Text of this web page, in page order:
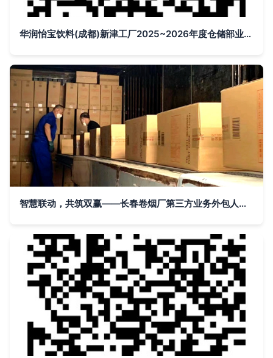
华润怡宝饮料(成都)新津工厂2025~2026年度仓储部业务外包项目中标结果公告——基于云的业务外包服务落地
智慧联动，共筑双赢——长春卷烟厂第三方业务外包人员积极助力企业疫情防控和生产经营